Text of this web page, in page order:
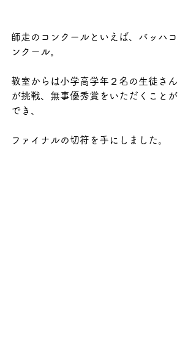
師走のコンクールといえば、バッハコ
ンクール。
教室からは小学高学年２名の生徒さん
が挑戦、無事優秀賞をいただくことが
でき、
ファイナルの切符を手にしました。